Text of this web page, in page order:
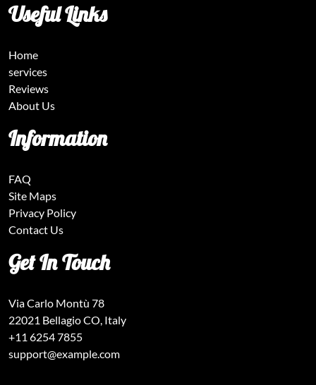
Useful Links
Home
services
Reviews
About Us
Information
FAQ
Site Maps
Privacy Policy
Contact Us
Get In Touch
Via Carlo Montù 78
22021 Bellagio CO, Italy
+11 6254 7855
support@example.com